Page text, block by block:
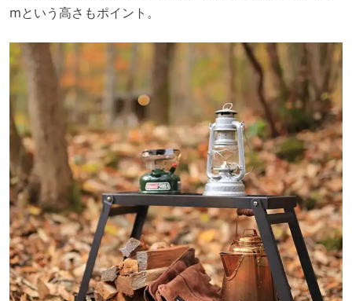
mという高さもポイント。